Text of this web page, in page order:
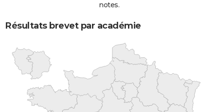
notes.
Résultats brevet par académie